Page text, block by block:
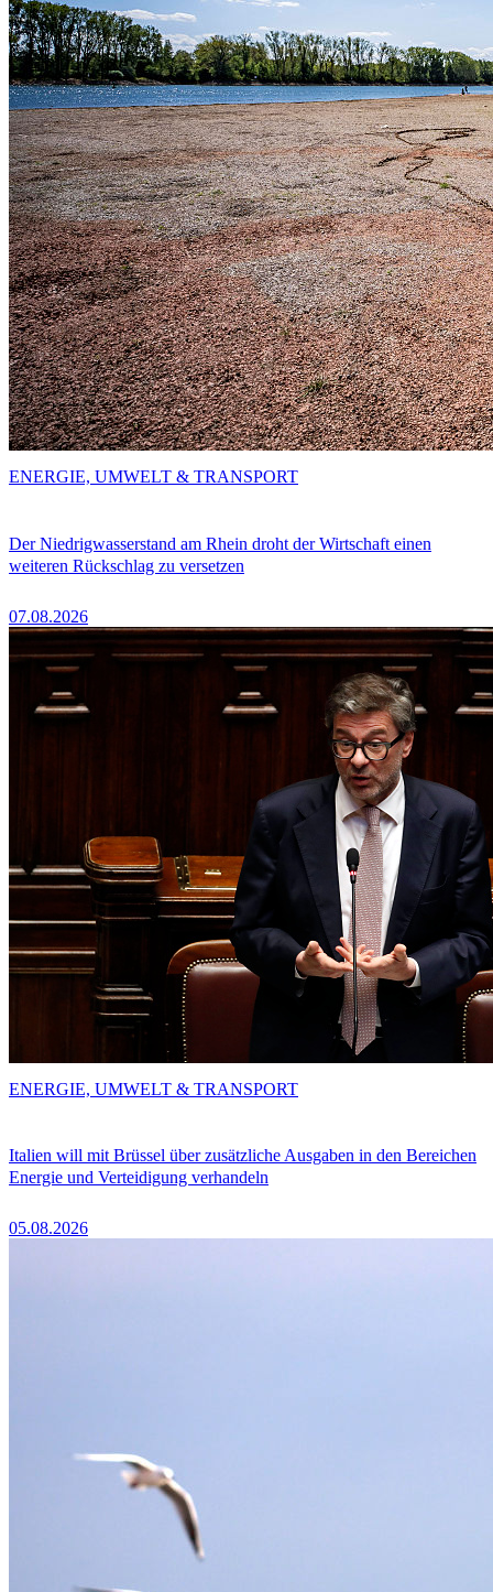
Der Niedrigwasserstand am Rhein droht der Wirtschaft einen
weiteren Rückschlag zu versetzen
07.08.2026
ENERGIE, UMWELT & TRANSPORT
Italien will mit Brüssel über zusätzliche Ausgaben in den Bereichen
Energie und Verteidigung verhandeln
05.08.2026
ENERGIE, UMWELT & TRANSPORT